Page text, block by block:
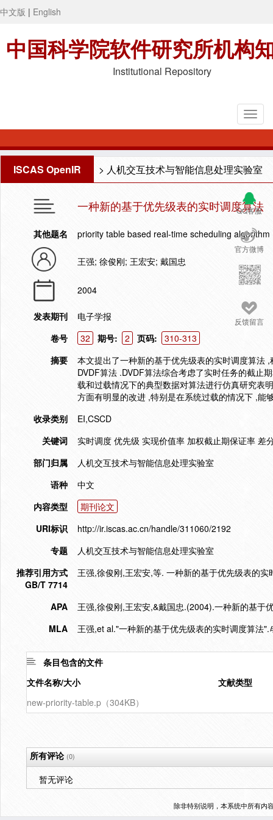
中文版 | English
中国科学院软件研究所机构
Institutional Repository
ISCAS OpenIR > 人机交互技术与智能信息处理实验室
QQ客服
官方微博
反馈留言
一种新的基于优先级表的实时调度算法
其他题名 priority table based real-time scheduling algorithm
王强; 徐俊刚; 王宏安; 戴国忠
2004
发表期刊
电子学报
卷号
32 期号: 2 页码:
310-313
摘要
本文提出了一种新的基于优先级表的实时调度算
DVDF算法 .DVDF算法综合考虑了实时任务的截止
载和过载情况下的典型数据对算法进行仿真研究表
方面有明显的改进 ,特别是在系统过载的情况下 ,能
收录类别
EI,CSCD
关键词
实时调度 优先级 实现价值率 加权截止期保证率 差
部门归属
人机交互技术与智能信息处理实验室
语种
中文
内容类型
期刊论文
URI标识
http://ir.iscas.ac.cn/handle/311060/2192
专题
人机交互技术与智能信息处理实验室
推荐引用方式
GB/T 7714
王强,徐俊刚,王宏安,等. 一种新的基于优先级表的
APA
王强,徐俊刚,王宏安,&戴国忠.(2004).一种新的基于
MLA
王强,et al."一种新的基于优先级表的实时调度算法".
条目包含的文件
文件名称/大小
文献类型
new-priority-table.p（304KB）
所有评论(0)
暂无评论
除非特别说明，本系统中所有内